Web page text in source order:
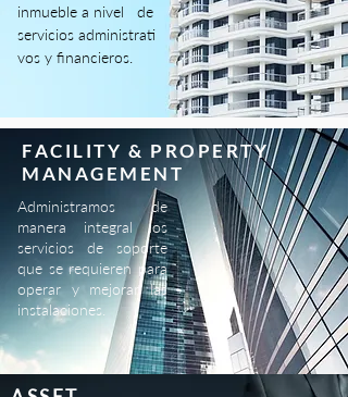
inmueble a nivel de
servicios administrati
vos y ﬁnancieros.
FACILITY & PROPERTY
MANAGEMENT
Administramos de
manera integral los
servicios de soporte
que se requieren para
operar y mejorar las
instalaciones